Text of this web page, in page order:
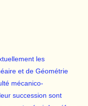
les
et de Géométrie
mécanico-
succession sont